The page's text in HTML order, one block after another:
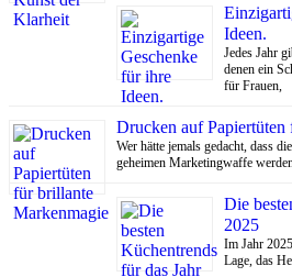
Ideen.
Jedes Jahr
denen ein
für Frauen,
Drucken auf
Wer hätte jemals gedacht, dass
geheimen Marketingwaffe
Die
2025
Im Jahr
Lage, das